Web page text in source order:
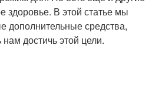
здоровье. В этой статье мы
дополнительные средства,
достичь этой цели.